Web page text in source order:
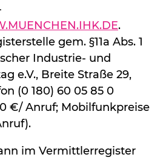
.
gem. §11a Abs. 1
Industrie- und
e.V., Breite Straße 29,
(0 180) 60 05 85 0
€/ Anruf; Mobilfunkpreise
im Vermittlerregister